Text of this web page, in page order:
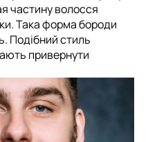
частину волосся
Така форма бороди
Подібний стиль
привернути